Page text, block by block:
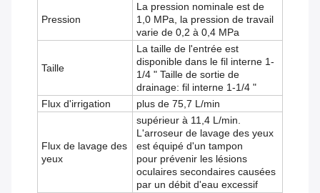
Pression
La pression nominale est de
1,0 MPa, la pression de travail
varie de 0,2 à 0,4 MPa
Taille
La taille de l'entrée est
disponible dans le fil interne 1-
1/4 " Taille de sortie de
drainage: fil interne 1-1/4 "
Flux d'irrigation
plus de 75,7 L/min
Flux de lavage des
yeux
supérieur à 11,4 L/min.
L'arroseur de lavage des yeux
est équipé d'un tampon
pour prévenir les lésions
oculaires secondaires causées
par un débit d'eau excessif